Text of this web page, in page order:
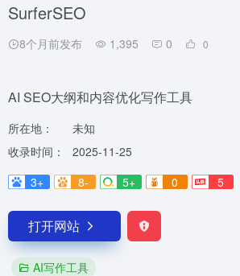
SurferSEO
8个月前发布 1,395 0 0
AI SEO大纲和内容优化写作工具
所在地：
未知
收录时间：
2025-11-25
3+
8- 5+ 0 5
打开网站
AI写作工具